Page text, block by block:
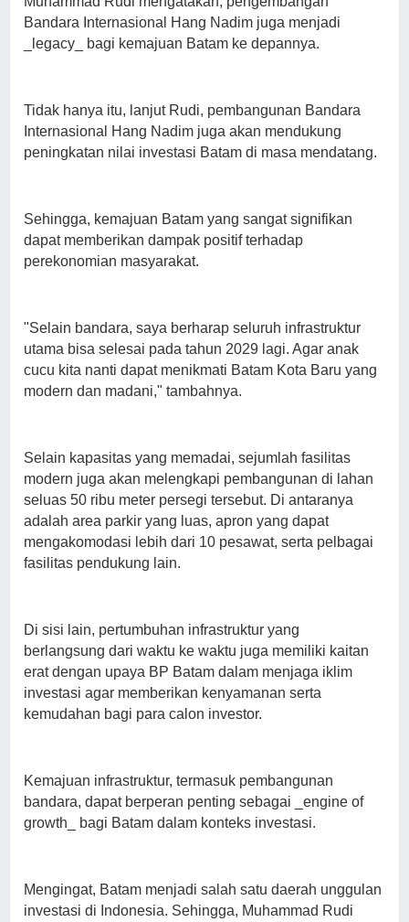
Bandara Internasional Hang Nadim juga menjadi
_legacy_ bagi kemajuan Batam ke depannya.
Tidak hanya itu, lanjut Rudi, pembangunan Bandara
Internasional Hang Nadim juga akan mendukung
peningkatan nilai investasi Batam di masa mendatang.
Sehingga, kemajuan Batam yang sangat signifikan
dapat memberikan dampak positif terhadap
perekonomian masyarakat.
"Selain bandara, saya berharap seluruh infrastruktur
utama bisa selesai pada tahun 2029 lagi. Agar anak
cucu kita nanti dapat menikmati Batam Kota Baru yang
modern dan madani," tambahnya.
Selain kapasitas yang memadai, sejumlah fasilitas
modern juga akan melengkapi pembangunan di lahan
seluas 50 ribu meter persegi tersebut. Di antaranya
adalah area parkir yang luas, apron yang dapat
mengakomodasi lebih dari 10 pesawat, serta pelbagai
fasilitas pendukung lain.
Di sisi lain, pertumbuhan infrastruktur yang
berlangsung dari waktu ke waktu juga memiliki kaitan
erat dengan upaya BP Batam dalam menjaga iklim
investasi agar memberikan kenyamanan serta
kemudahan bagi para calon investor.
Kemajuan infrastruktur, termasuk pembangunan
bandara, dapat berperan penting sebagai _engine of
growth_ bagi Batam dalam konteks investasi.
Mengingat, Batam menjadi salah satu daerah unggulan
investasi di Indonesia. Sehingga, Muhammad Rudi